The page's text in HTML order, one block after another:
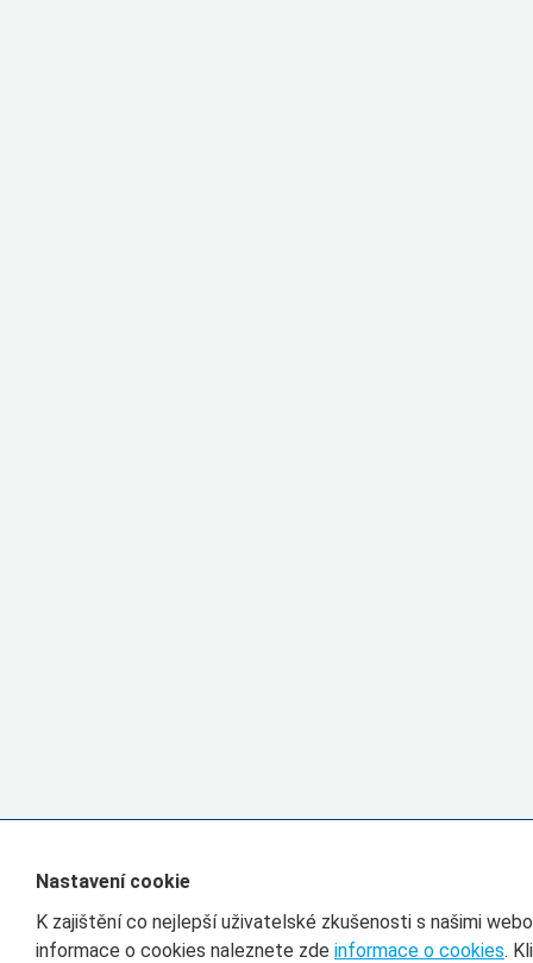
Nastavení cookie
K zajištění co nejlepší uživatelské zkušenosti s našimi
informace o cookies naleznete zde informace o cookies.